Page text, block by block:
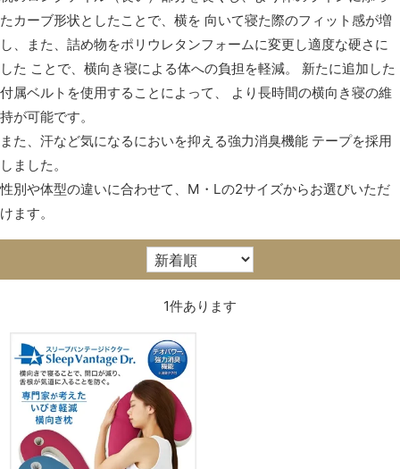
たカーブ形状としたことで、横を 向いて寝た際のフィット感が増
し、また、詰め物をポリウレタンフォームに変更し適度な硬さに
した ことで、横向き寝による体への負担を軽減。 新たに追加した
付属ベルトを使用することによって、 より長時間の横向き寝の維
持が可能です。
また、汗など気になるにおいを抑える強力消臭機能 テープを採用
しました。
性別や体型の違いに合わせて、M・Lの2サイズからお選びいただ
けます。
1件あります